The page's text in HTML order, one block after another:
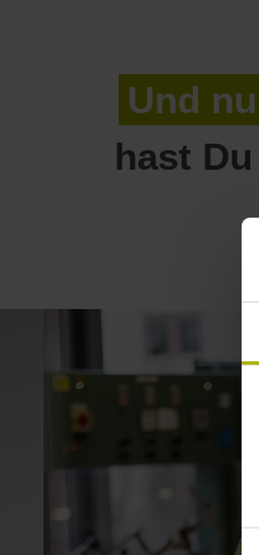
Und
hast